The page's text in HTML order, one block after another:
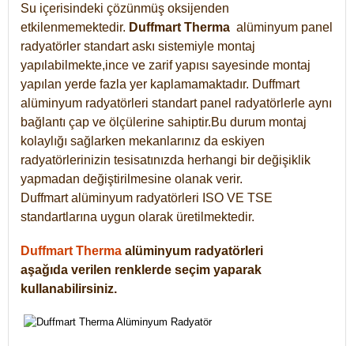
Su içerisindeki çözünmüş oksijenden
etkilenmemektedir. Duffmart Therma alüminyum panel
radyatörler standart askı sistemiyle montaj
yapılabilmekte,ince ve zarif yapısı sayesinde montaj
yapılan yerde fazla yer kaplamamaktadır. Duffmart
alüminyum radyatörleri standart panel radyatörlerle aynı
bağlantı çap ve ölçülerine sahiptir.Bu durum montaj
kolaylığı sağlarken mekanlarınız da eskiyen
radyatörlerinizin tesisatınızda herhangi bir değişiklik
yapmadan değiştirilmesine olanak verir.
Duffmart alüminyum radyatörleri ISO VE TSE
standartlarına uygun olarak üretilmektedir.
Duffmart Therma alüminyum radyatörleri
aşağıda verilen renklerde seçim yaparak
kullanabilirsiniz.